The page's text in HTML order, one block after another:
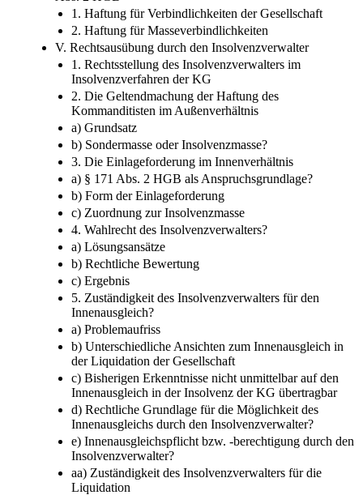
1. Haftung für Verbindlichkeiten der Gesellschaft
2. Haftung für Masseverbindlichkeiten
V. Rechtsausübung durch den Insolvenzverwalter
1. Rechtsstellung des Insolvenzverwalters im
Insolvenzverfahren der KG
2. Die Geltendmachung der Haftung des
Kommanditisten im Außenverhältnis
a) Grundsatz
b) Sondermasse oder Insolvenzmasse?
3. Die Einlageforderung im Innenverhältnis
a) § 171 Abs. 2 HGB als Anspruchsgrundlage?
b) Form der Einlageforderung
c) Zuordnung zur Insolvenzmasse
4. Wahlrecht des Insolvenzverwalters?
a) Lösungsansätze
b) Rechtliche Bewertung
c) Ergebnis
5. Zuständigkeit des Insolvenzverwalters für den
Innenausgleich?
a) Problemaufriss
b) Unterschiedliche Ansichten zum Innenausgleich in
der Liquidation der Gesellschaft
c) Bisherigen Erkenntnisse nicht unmittelbar auf den
Innenausgleich in der Insolvenz der KG übertragbar
d) Rechtliche Grundlage für die Möglichkeit des
Innenausgleichs durch den Insolvenzverwalter?
e) Innenausgleichspflicht bzw. -​berechtigung durch den
Insolvenzverwalter?
aa) Zuständigkeit des Insolvenzverwalters für die
Liquidation